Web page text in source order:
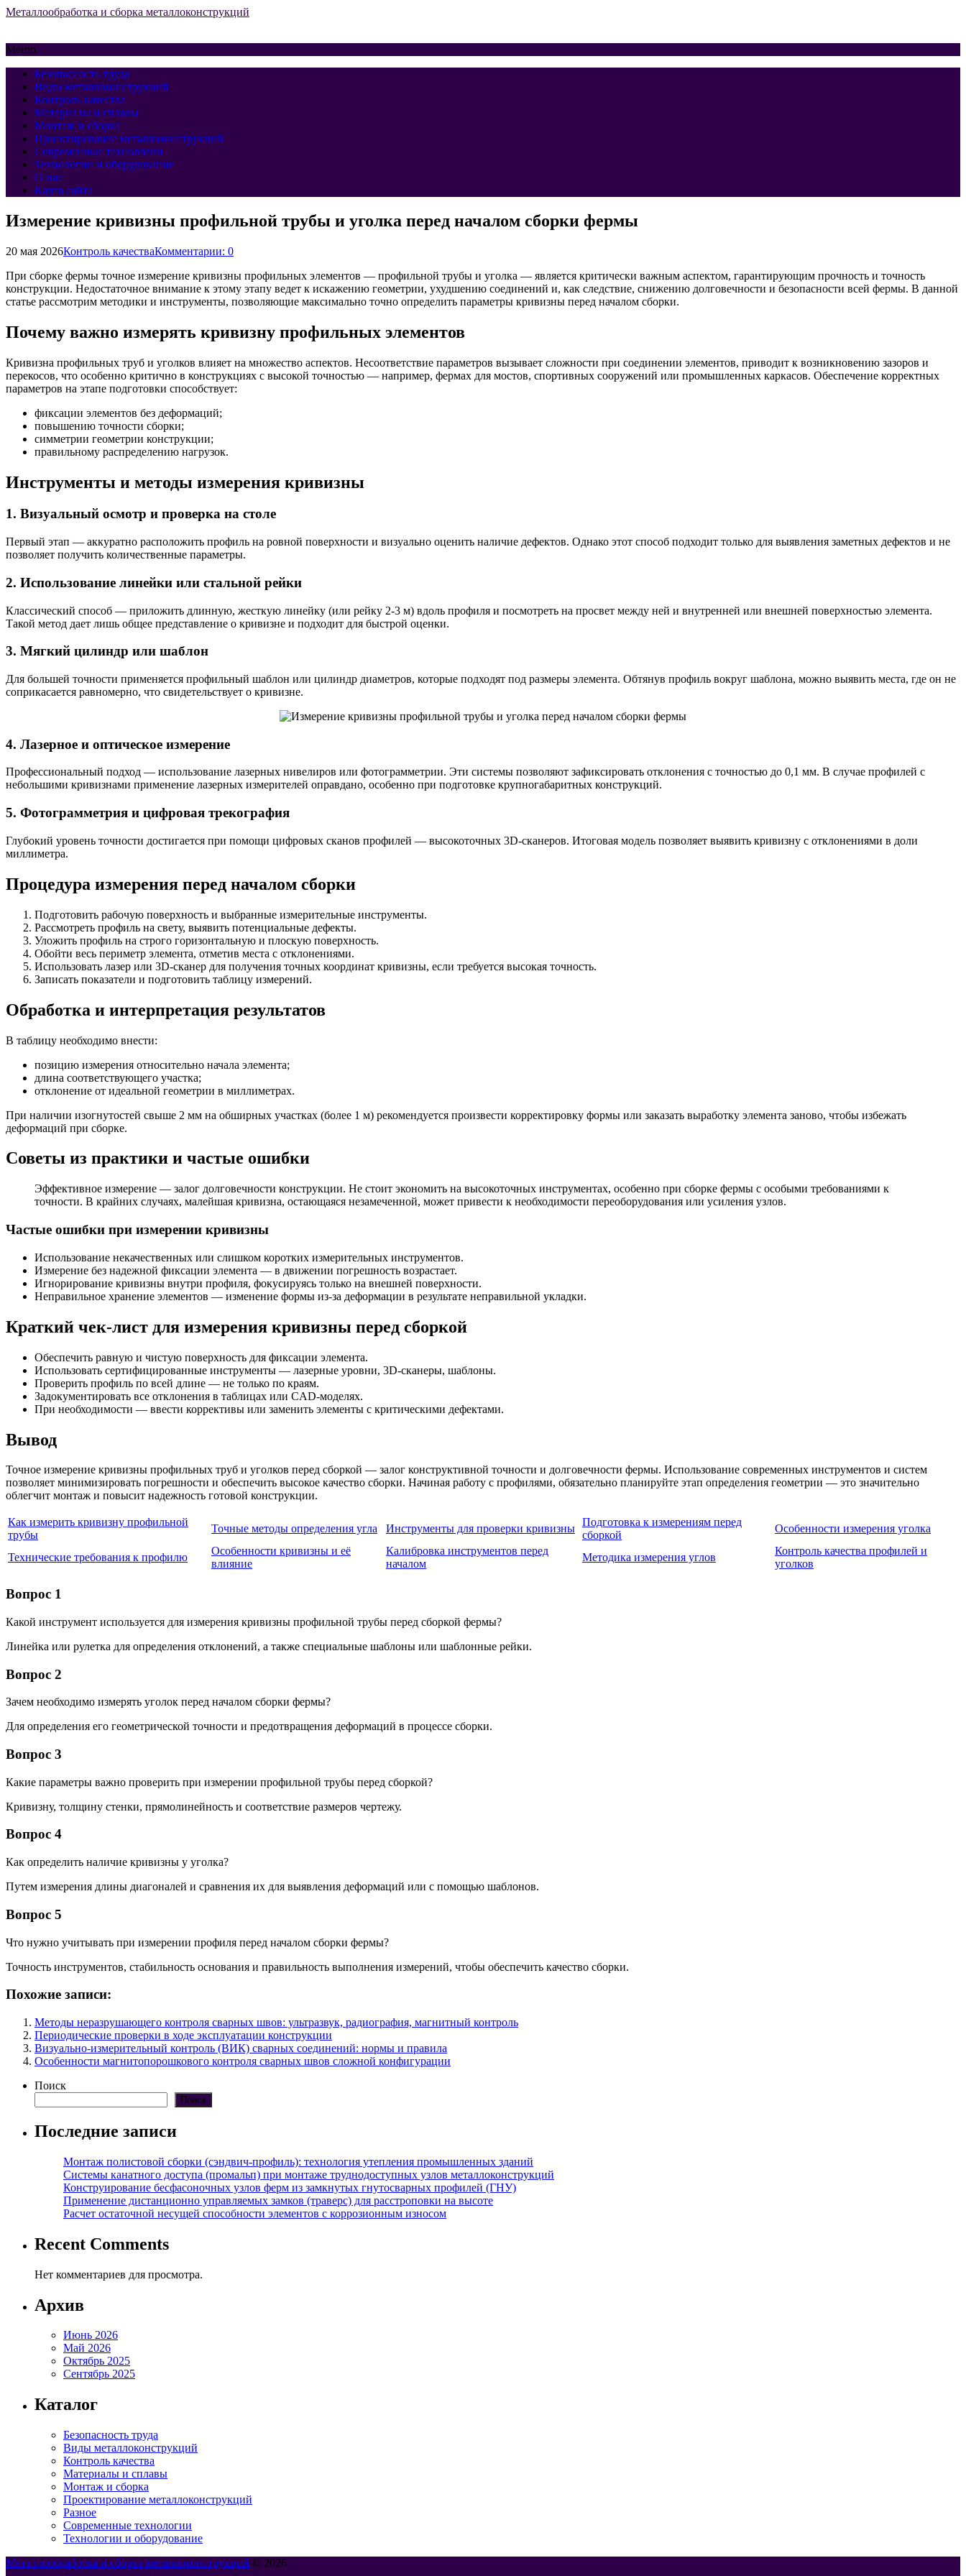
Металлообработка и сборка металлоконструкций
Меню
Безопасность труда
Виды металлоконструкций
Контроль качества
Материалы и сплавы
Монтаж и сборка
Проектирование металлоконструкций
Современные технологии
Технологии и оборудование
О нас
Карта сайта
Измерение кривизны профильной трубы и уголка перед началом сборки фермы
20 мая 2026Контроль качестваКомментарии: 0
При сборке фермы точное измерение кривизны профильных элементов — профильной трубы и уголка — является критически важным аспектом, гарантирующим прочность и точность
конструкции. Недостаточное внимание к этому этапу ведет к искажению геометрии, ухудшению соединений и, как следствие, снижению долговечности и безопасности всей фермы. В данной
статье рассмотрим методики и инструменты, позволяющие максимально точно определить параметры кривизны перед началом сборки.
Почему важно измерять кривизну профильных элементов
Кривизна профильных труб и уголков влияет на множество аспектов. Несоответствие параметров вызывает сложности при соединении элементов, приводит к возникновению зазоров и
перекосов, что особенно критично в конструкциях с высокой точностью — например, фермах для мостов, спортивных сооружений или промышленных каркасов. Обеспечение корректных
параметров на этапе подготовки способствует:
фиксации элементов без деформаций;
повышению точности сборки;
симметрии геометрии конструкции;
правильному распределению нагрузок.
Инструменты и методы измерения кривизны
1. Визуальный осмотр и проверка на столе
Первый этап — аккуратно расположить профиль на ровной поверхности и визуально оценить наличие дефектов. Однако этот способ подходит только для выявления заметных дефектов и не
позволяет получить количественные параметры.
2. Использование линейки или стальной рейки
Классический способ — приложить длинную, жесткую линейку (или рейку 2-3 м) вдоль профиля и посмотреть на просвет между ней и внутренней или внешней поверхностью элемента.
Такой метод дает лишь общее представление о кривизне и подходит для быстрой оценки.
3. Мягкий цилиндр или шаблон
Для большей точности применяется профильный шаблон или цилиндр диаметров, которые подходят под размеры элемента. Обтянув профиль вокруг шаблона, можно выявить места, где он не
соприкасается равномерно, что свидетельствует о кривизне.
4. Лазерное и оптическое измерение
Профессиональный подход — использование лазерных нивелиров или фотограмметрии. Эти системы позволяют зафиксировать отклонения с точностью до 0,1 мм. В случае профилей с
небольшими кривизнами применение лазерных измерителей оправдано, особенно при подготовке крупногабаритных конструкций.
5. Фотограмметрия и цифровая трекография
Глубокий уровень точности достигается при помощи цифровых сканов профилей — высокоточных 3D-сканеров. Итоговая модель позволяет выявить кривизну с отклонениями в доли
миллиметра.
Процедура измерения перед началом сборки
Подготовить рабочую поверхность и выбранные измерительные инструменты.
Рассмотреть профиль на свету, выявить потенциальные дефекты.
Уложить профиль на строго горизонтальную и плоскую поверхность.
Обойти весь периметр элемента, отметив места с отклонениями.
Использовать лазер или 3D-сканер для получения точных координат кривизны, если требуется высокая точность.
Записать показатели и подготовить таблицу измерений.
Обработка и интерпретация результатов
В таблицу необходимо внести:
позицию измерения относительно начала элемента;
длина соответствующего участка;
отклонение от идеальной геометрии в миллиметрах.
При наличии изогнутостей свыше 2 мм на обширных участках (более 1 м) рекомендуется произвести корректировку формы или заказать выработку элемента заново, чтобы избежать
деформаций при сборке.
Советы из практики и частые ошибки
Эффективное измерение — залог долговечности конструкции. Не стоит экономить на высокоточных инструментах, особенно при сборке фермы с особыми требованиями к
точности. В крайних случаях, малейшая кривизна, остающаяся незамеченной, может привести к необходимости переоборудования или усиления узлов.
Частые ошибки при измерении кривизны
Использование некачественных или слишком коротких измерительных инструментов.
Измерение без надежной фиксации элемента — в движении погрешность возрастает.
Игнорирование кривизны внутри профиля, фокусируясь только на внешней поверхности.
Неправильное хранение элементов — изменение формы из-за деформации в результате неправильной укладки.
Краткий чек-лист для измерения кривизны перед сборкой
Обеспечить равную и чистую поверхность для фиксации элемента.
Использовать сертифицированные инструменты — лазерные уровни, 3D-сканеры, шаблоны.
Проверить профиль по всей длине — не только по краям.
Задокументировать все отклонения в таблицах или CAD-моделях.
При необходимости — ввести коррективы или заменить элементы с критическими дефектами.
Вывод
Точное измерение кривизны профильных труб и уголков перед сборкой — залог конструктивной точности и долговечности фермы. Использование современных инструментов и систем
позволяет минимизировать погрешности и обеспечить высокое качество сборки. Начиная работу с профилями, обязательно планируйте этап определения геометрии — это значительно
облегчит монтаж и повысит надежность готовой конструкции.
Как измерить кривизну профильной
трубы
Точные методы определения угла Инструменты для проверки кривизны
Подготовка к измерениям перед
сборкой
Особенности измерения уголка
Технические требования к профилю
Особенности кривизны и её
влияние
Калибровка инструментов перед
началом
Методика измерения углов
Контроль качества профилей и
уголков
Вопрос 1
Какой инструмент используется для измерения кривизны профильной трубы перед сборкой фермы?
Линейка или рулетка для определения отклонений, а также специальные шаблоны или шаблонные рейки.
Вопрос 2
Зачем необходимо измерять уголок перед началом сборки фермы?
Для определения его геометрической точности и предотвращения деформаций в процессе сборки.
Вопрос 3
Какие параметры важно проверить при измерении профильной трубы перед сборкой?
Кривизну, толщину стенки, прямолинейность и соответствие размеров чертежу.
Вопрос 4
Как определить наличие кривизны у уголка?
Путем измерения длины диагоналей и сравнения их для выявления деформаций или с помощью шаблонов.
Вопрос 5
Что нужно учитывать при измерении профиля перед началом сборки фермы?
Точность инструментов, стабильность основания и правильность выполнения измерений, чтобы обеспечить качество сборки.
Похожие записи:
Методы неразрушающего контроля сварных швов: ультразвук, радиография, магнитный контроль
Периодические проверки в ходе эксплуатации конструкции
Визуально-измерительный контроль (ВИК) сварных соединений: нормы и правила
Особенности магнитопорошкового контроля сварных швов сложной конфигурации
Поиск
Поиск
Последние записи
Монтаж полистовой сборки (сэндвич-профиль): технология утепления промышленных зданий
Системы канатного доступа (промальп) при монтаже труднодоступных узлов металлоконструкций
Конструирование бесфасоночных узлов ферм из замкнутых гнутосварных профилей (ГНУ)
Применение дистанционно управляемых замков (траверс) для расстроповки на высоте
Расчет остаточной несущей способности элементов с коррозионным износом
Recent Comments
Нет комментариев для просмотра.
Архив
Июнь 2026
Май 2026
Октябрь 2025
Сентябрь 2025
Каталог
Безопасность труда
Виды металлоконструкций
Контроль качества
Материалы и сплавы
Монтаж и сборка
Проектирование металлоконструкций
Разное
Современные технологии
Технологии и оборудование
Металлообработка и сборка металлоконструкций © 2026